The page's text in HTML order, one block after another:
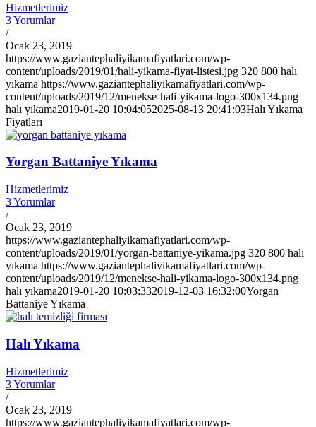
Hizmetlerimiz
3 Yorumlar
/
Ocak 23, 2019
https://www.gaziantephaliyikamafiyatlari.com/wp-
content/uploads/2019/01/hali-yikama-fiyat-listesi.jpg 320 800 halı
yıkama https://www.gaziantephaliyikamafiyatlari.com/wp-
content/uploads/2019/12/menekse-hali-yikama-logo-300x134.png
halı yıkama2019-01-20 10:04:052025-08-13 20:41:03Halı Yıkama
Fiyatları
Yorgan Battaniye Yıkama
Hizmetlerimiz
3 Yorumlar
/
Ocak 23, 2019
https://www.gaziantephaliyikamafiyatlari.com/wp-
content/uploads/2019/01/yorgan-battaniye-yikama.jpg 320 800 halı
yıkama https://www.gaziantephaliyikamafiyatlari.com/wp-
content/uploads/2019/12/menekse-hali-yikama-logo-300x134.png
halı yıkama2019-01-20 10:03:332019-12-03 16:32:00Yorgan
Battaniye Yıkama
Halı Yıkama
Hizmetlerimiz
3 Yorumlar
/
Ocak 23, 2019
https://www.gaziantephaliyikamafiyatlari.com/wp-